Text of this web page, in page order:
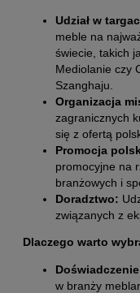
Udział w
meble na
świecie, takich
Mediolanie czy
Szanghaju.
Organizacja
zagranicznych
się z ofertą
Promocja
promocyjne na
branżowych i
Doradztwo:
związanych z
Dlaczego warto
w branży